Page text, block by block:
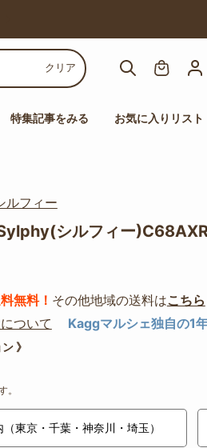
クリア
特集記事をみる お気に入りリスト
ルフィー
Sylphy(シルフィー
無料！ その他地域の送料はこちら
ついて
Kaggマルシェ独自の1
》
。
（東京・千葉・神奈川・埼玉）